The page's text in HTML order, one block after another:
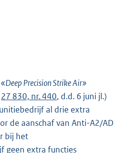
Deep Precision Strike Air»
27 830, nr. 440, d.d. 6 juni jl.)
al drie extra
de aanschaf van Anti-A2/AD
bij het
geen extra functies